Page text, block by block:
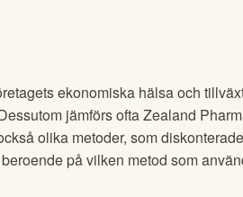
ekonomiska hälsa och
jämförs oftaZealand
olika metoder, som
på vilken metod som